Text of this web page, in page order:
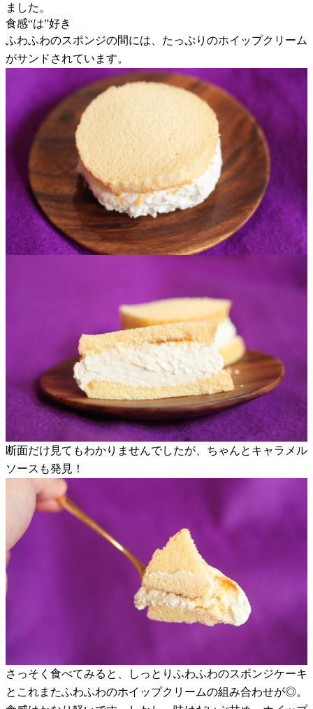
ました。
食感“は”好き
ふわふわのスポンジの間には、たっぷりのホイップクリーム
がサンドされています。
断面だけ見てもわかりませんでしたが、ちゃんとキャラメル
ソースも発見！
さっそく食べてみると、しっとりふわふわのスポンジケーキ
とこれまたふわふわのホイップクリームの組み合わせが◎。